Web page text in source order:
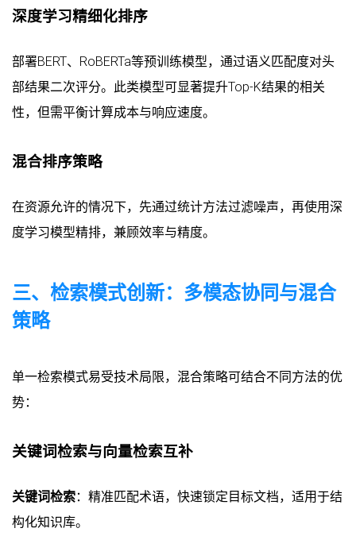
深度学习精细化排序
部署BERT、RoBERTa等预训练模型，通过语义匹配度对头
部结果二次评分。此类模型可显著提升Top-K结果的相关
性，但需平衡计算成本与响应速度。
混合排序策略
在资源允许的情况下，先通过统计方法过滤噪声，再使用深
度学习模型精排，兼顾效率与精度。
三、检索模式创新：多模态协同与混合
策略
单一检索模式易受技术局限，混合策略可结合不同方法的优
势：
关键词检索与向量检索互补
关键词检索：精准匹配术语，快速锁定目标文档，适用于结
构化知识库。